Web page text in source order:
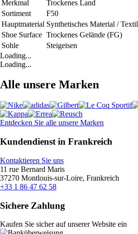
Merkmal
Trockenes Land
Sortiment
F50
Hauptmaterial Synthetisches Material / Textil
Shoe Surface Trockenes Gelände (FG)
Sohle
Steigeisen
Loading...
Loading...
Alle unsere Marken
Entdecken Sie alle unsere Marken
Kundendienst in Frankreich
Kontaktieren Sie uns
11 rue Bernard Maris
37270 Montlouis-sur-Loire, Frankreich
+33 1 86 47 62 58
Sichere Zahlung
Kaufen Sie sicher auf unserer Website ein